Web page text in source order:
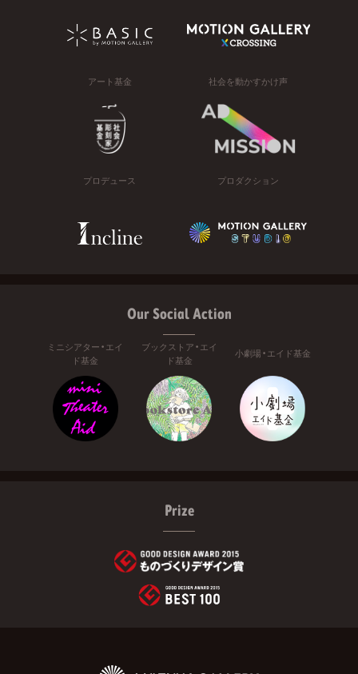
アート基金 社会を動かすかけ声
プロデュース プロダクション
Our Social Action
ミニシアター・エイ
ド基金
ブックストア・エイ
ド基金
小劇場・エイド基金
Prize